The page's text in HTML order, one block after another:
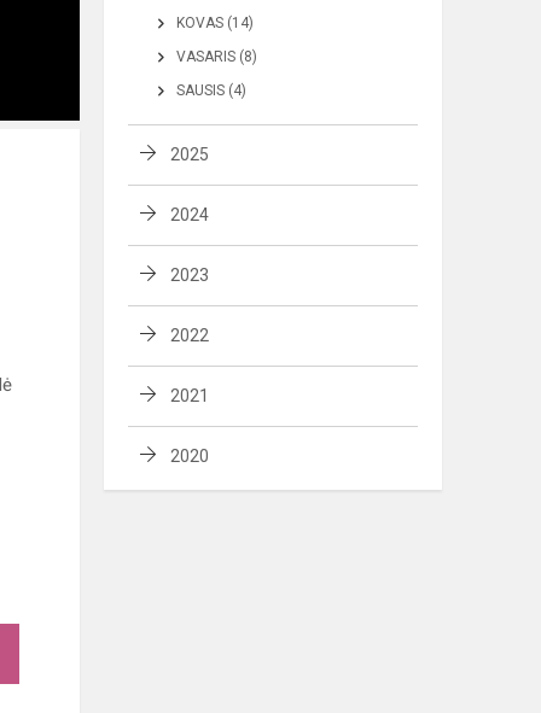
KOVAS (14)
VASARIS (8)
SAUSIS (4)
2025
2024
2023
2022
2021
2020